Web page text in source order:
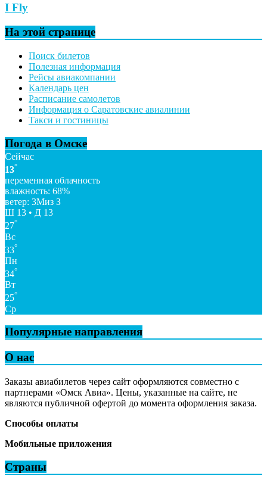
I Fly
На этой странице
Поиск билетов
Полезная информация
Рейсы авиакомпании
Календарь цен
Расписание самолетов
Информация о Саратовские авиалинии
Такси и гостиницы
Погода в Омске
Сейчас
13°
переменная облачность
влажность: 68%
ветер: 3Миз З
Ш 13 • Д 13
27°
Вс
33°
Пн
34°
Вт
25°
Ср
Популярные направления
О нас
Заказы авиабилетов через сайт оформляются совместно с
партнерами «Омск Авиа». Цены, указанные на сайте, не
являются публичной офертой до момента оформления заказа.
Способы оплаты
Мобильные приложения
Страны